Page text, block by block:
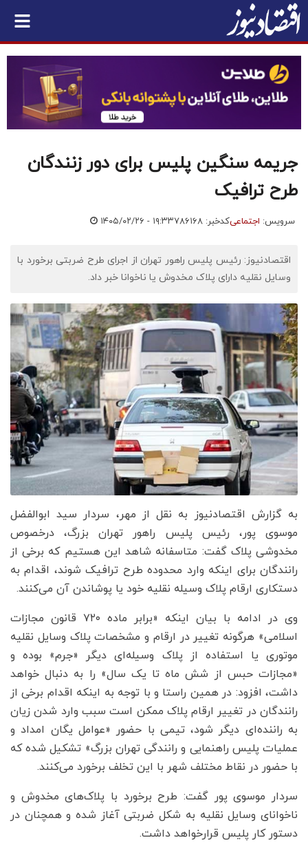
جریمه سنگین پلیس برای دور زنندگان
طرح ترافیک
سرویس: اجتماعیکدخبر: ۷۸۶۱۶۸ ۱۴۰۵/۰۲/۲۶ - ۱۹:۳۳
اقتصادنیوز: رئیس پلیس راهور تهران از اجرای طرح ضربتی برخورد با
وسایل نقلیه دارای پلاک مخدوش یا ناخوانا خبر داد.
به گزارش اقتصادنیوز به نقل از مهر، سردار سید ابوالفضل
موسوی پور، رئیس پلیس راهور تهران بزرگ، درخصوص
مخدوشی پلاک گفت: متاسفانه شاهد این هستیم که برخی از
رانندگان برای اینکه وارد محدوده طرح ترافیک شوند، اقدام به
دستکاری ارقام پلاک وسیله نقلیه خود یا پوشاندن آن می‌کنند.
وی در ادامه با بیان اینکه «برابر ماده ۷۲۰ قانون مجازات
اسلامی» هرگونه تغییر در ارقام و مشخصات پلاک وسایل نقلیه
موتوری یا استفاده از پلاک وسیله‌ای دیگر «جرم» بوده و
«مجازات حبس از شش ماه تا یک سال» را به دنبال خواهد
داشت، افزود: در همین راستا و با توجه به اینکه اقدام برخی از
رانندگان در تغییر ارقام پلاک ممکن است سبب وارد شدن زیان
به راننده‌ای دیگر شود، تیمی با حضور «عوامل یگان امداد و
عملیات پلیس راهنمایی و رانندگی تهران بزرگ» تشکیل شده که
با حضور در نقاط مختلف شهر با این تخلف برخورد می‌کنند.
سردار موسوی پور گفت: طرح برخورد با پلاک‌های مخدوش و
ناخوانای وسایل نقلیه به شکل ضربتی آغاز شده و همچنان در
دستور کار پلیس قرارخواهد داشت.